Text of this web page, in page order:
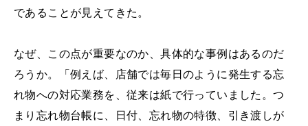
であることが見えてきた。
なぜ、この点が重要なのか、具体的な事例はあるのだ
ろうか。「例えば、店舗では毎日のように発生する忘
れ物への対応業務を、従来は紙で行っていました。つ
まり忘れ物台帳に、日付、忘れ物の特徴、引き渡しが